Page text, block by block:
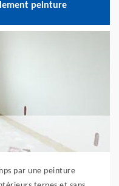
peinture
par une peinture